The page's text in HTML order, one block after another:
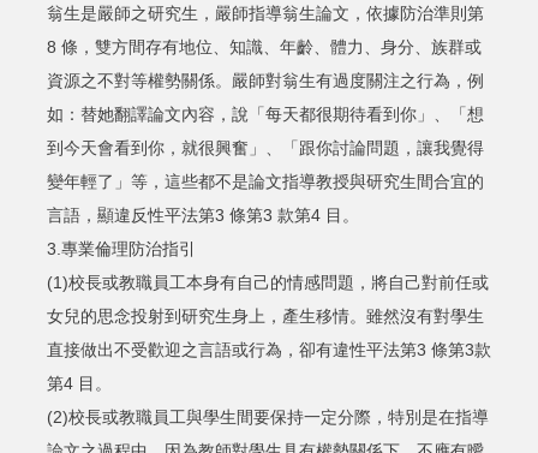
翁生是嚴師之研究生，嚴師指導翁生論文，依據防治準則第
8 條，雙方間存有地位、知識、年齡、體力、身分、族群或
資源之不對等權勢關係。嚴師對翁生有過度關注之行為，例
如：替她翻譯論文內容，說「每天都很期待看到你」、「想
到今天會看到你，就很興奮」、「跟你討論問題，讓我覺得
變年輕了」等，這些都不是論文指導教授與研究生間合宜的
言語，顯違反性平法第3 條第3 款第4 目。
3.專業倫理防治指引
(1)校長或教職員工本身有自己的情感問題，將自己對前任或
女兒的思念投射到研究生身上，產生移情。雖然沒有對學生
直接做出不受歡迎之言語或行為，卻有違性平法第3 條第3款
第4 目。
(2)校長或教職員工與學生間要保持一定分際，特別是在指導